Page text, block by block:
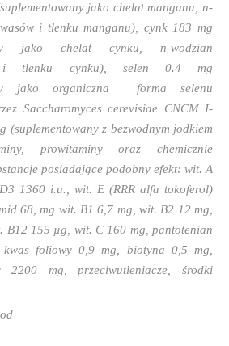
jako chelat manganu, n-
i tlenku manganu), cynk 183 mg
jako chelat cynku, n-wodzian
i tlenku cynku), selen 0.4 mg
jako organiczna forma selenu
Saccharomyces cerevisiae CNCM I-
(suplementowany z bezwodnym jodkiem
prowitaminy oraz chemicznie
posiadające podobny efekt: wit. A
1360 i.u., wit. E (RRR alfa tokoferol)
68, mg wit. B1 6,7 mg, wit. B2 12 mg,
B12 155 µg, wit. C 160 mg, pantotenian
foliowy 0,9 mg, biotyna 0,5 mg,
2200 mg, przeciwutleniacze, środki